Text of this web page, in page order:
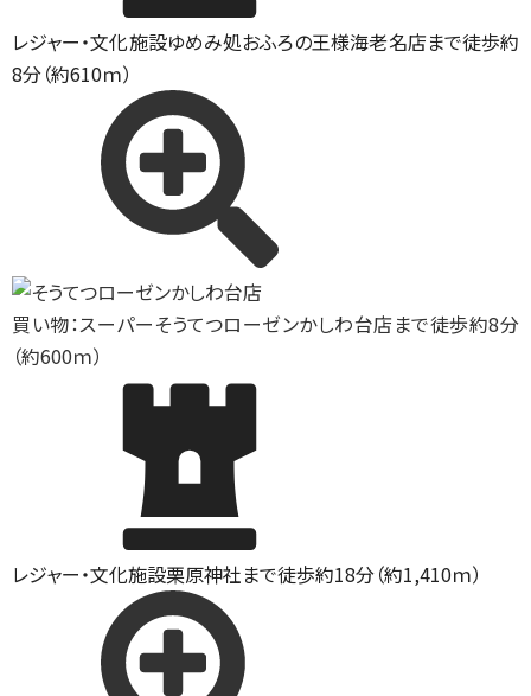
レジャー・文化施設ゆめみ処おふろの王様海老名店まで徒歩約
8分（約610ｍ）
買い物：スーパーそうてつローゼンかしわ台店まで徒歩約8分
（約600ｍ）
レジャー・文化施設栗原神社まで徒歩約18分（約1,410ｍ）